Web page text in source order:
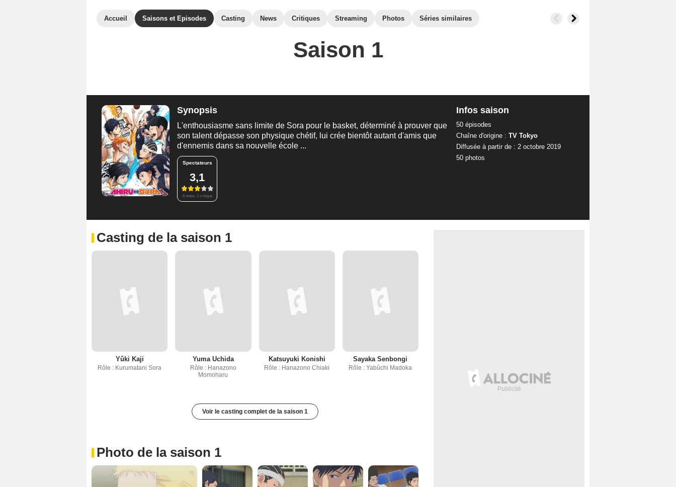
Accueil Saisons et Episodes Casting News Critiques Streaming Photos Séries similaires
Saison 1
Synopsis
L'enthousiasme sans limite de Sora pour le basket, déterminé à prouver que
son talent dépasse son physique chétif, lui crée bientôt autant d'amis que
d'ennemis dans sa nouvelle école ...
Spectateurs
3,1
6 notes, 1 critique
Infos saison
50 épisodes
Chaîne d'origine : TV Tokyo
Diffusée à partir de : 2 octobre 2019
50 photos
Casting de la saison 1
Yûki Kaji
Rôle : Kurumatani Sora
Yuma Uchida
Rôle : Hanazono
Momoharu
Katsuyuki Konishi
Rôle : Hanazono Chiaki
Sayaka Senbongi
Rôle : Yabûchi Madoka
Voir le casting complet de la saison 1
Photo de la saison 1